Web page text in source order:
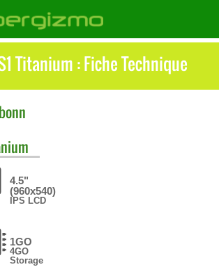
Titanium : Fiche Technique
4.5"
(960x540)
IPS LCD
1GO
4GO
Storage